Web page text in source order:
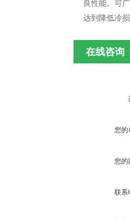
良性能。可
达到降低冷
在线咨询
您的
您的
联系